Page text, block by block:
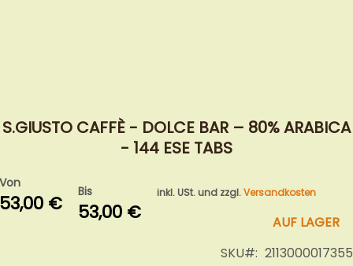
Bildergalerie
S.GIUSTO CAFFÈ - DOLCE BAR – 80% ARABICA
- 144 ESE TABS
Von
53,00 € Bis
53,00 €
inkl. USt. und zzgl.Versandkosten
AUF LAGER
SKU
2113000017355